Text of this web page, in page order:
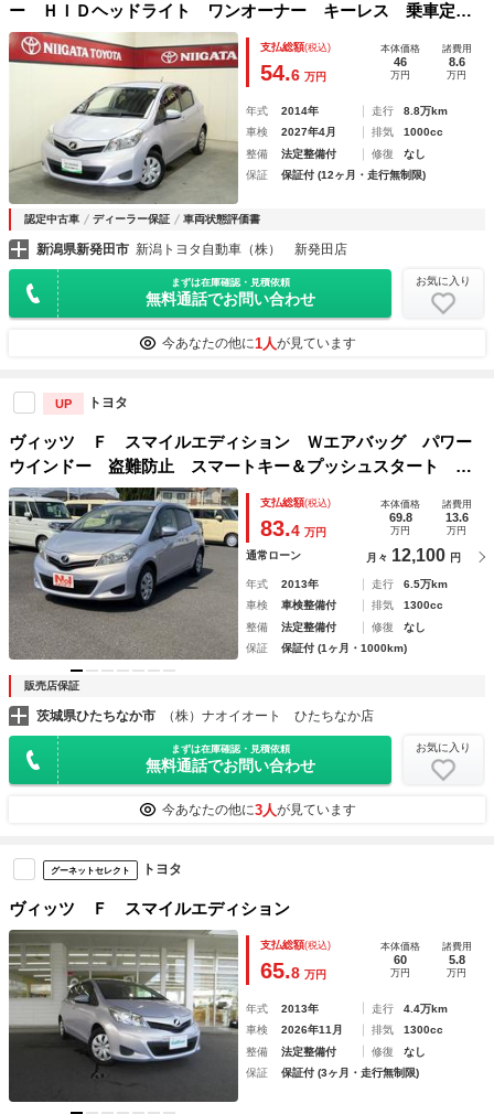
ー ＨＩＤヘッドライト ワンオーナー キーレス 乗車定員
５人 ＡＢＳ エアバッグ オートマ
支払総額(税込)
54.6 万円
本体価格
46
万円
諸費用
8.6
万円
年式 2014年 走行
8.8万km
車検
2027年4月 排気
1000cc
整備
法定整備付 修復
なし
保証
保証付 (12ヶ月・走行無制限)
認定中古車 ディーラー保証 車両状態評価書
新潟県新発田市 新潟トヨタ自動車（株） 新発田店
まずは在庫確認・見積依頼
無料通話でお問い合わせ
お気に入り
今あなたの他に1人が見ています
UP トヨタ
ヴィッツ Ｆ スマイルエディション Ｗエアバッグ パワー
ウインドー 盗難防止 スマートキー＆プッシュスタート Ｅ
ＴＣ車載器 エアコン 衝突安全ボディ ＡＢＳ キーフリー
システム パワステ エアバッグ
支払総額(税込)
83.4 万円
本体価格
69.8
万円
諸費用
13.6
万円
通常ローン 月々 12,100 円
年式 2013年 走行
6.5万km
車検
車検整備付 排気
1300cc
整備
法定整備付 修復
なし
保証
保証付 (1ヶ月・1000km)
販売店保証
茨城県ひたちなか市 （株）ナオイオート ひたちなか店
まずは在庫確認・見積依頼
無料通話でお問い合わせ
お気に入り
今あなたの他に3人が見ています
グーネットセレクト トヨタ
ヴィッツ Ｆ スマイルエディション
支払総額(税込)
65.8 万円
本体価格
60
万円
諸費用
5.8
万円
年式 2013年 走行
4.4万km
車検
2026年11月 排気
1300cc
整備
法定整備付 修復
なし
保証
保証付 (3ヶ月・走行無制限)